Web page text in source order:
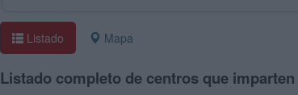
Listado Mapa
Listado completo de centros que